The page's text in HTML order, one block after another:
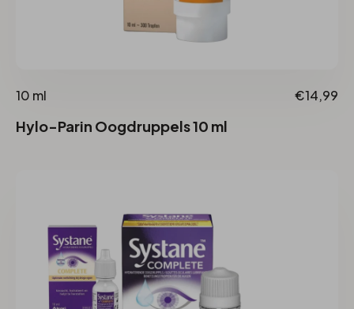
10 ml €14,99
Hylo-Parin Oogdruppels 10 ml